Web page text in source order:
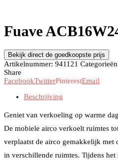
Fuave
Bekijk direct de goedkoopste prijs
Artikelnummer: 941121
Share
FacebookTwitterPinterestEmail
Beschrijving
Geniet van verkoeling op warme
De mobiele airco verkoelt ruimtes
verplaatst de airco gemakkelijk met
in verschillende ruimtes. Tijdens